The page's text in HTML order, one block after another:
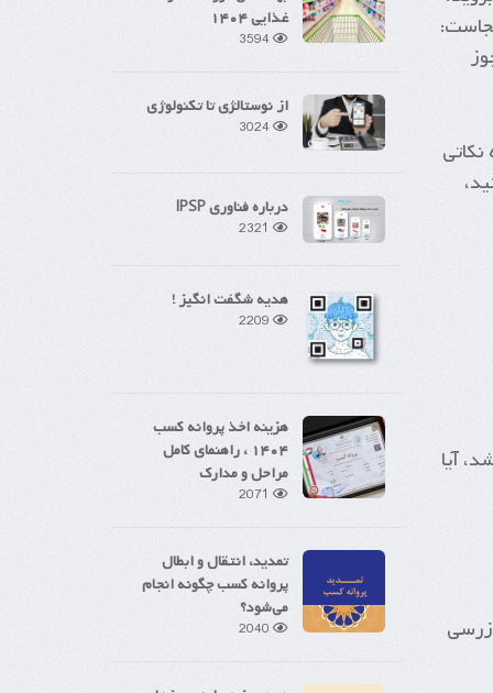
آیا
غذایی ۱۴۰۴
از نوستالژی تا تکنولوژی
درباره فناوری IPSP
هدیه شگفت انگیز !
هزینه اخذ پروانه کسب
۱۴۰۴ ، راهنمای کامل
مراحل و مدارک
تمدید، انتقال و ابطال
پروانه کسب چگونه انجام
می‌شود؟